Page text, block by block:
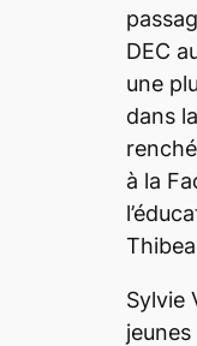
DEC
une
dans
à la
Sylvie